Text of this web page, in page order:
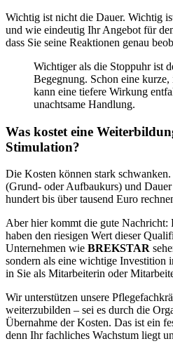
Wichtig ist nicht die Dauer. Wichtig
und wie eindeutig Ihr Angebot für
dass Sie seine Reaktionen genau
Wichtiger als die Stoppuhr ist
Begegnung. Schon eine
kann eine tiefere Wirkung
unachtsame Handlung.
Was kostet eine
Stimulation?
Die Kosten können stark
(Grund- oder Aufbaukurs) und
hundert bis über tausend Euro
Aber hier kommt die gute Nachricht:
haben den riesigen Wert dieser
Unternehmen wie BREKSTAR
sondern als eine wichtige Investition
in Sie als Mitarbeiterin oder
Wir unterstützen unsere
weiterzubilden – sei es durch die
Übernahme der Kosten. Das ist ein
denn Ihr fachliches Wachstum liegt